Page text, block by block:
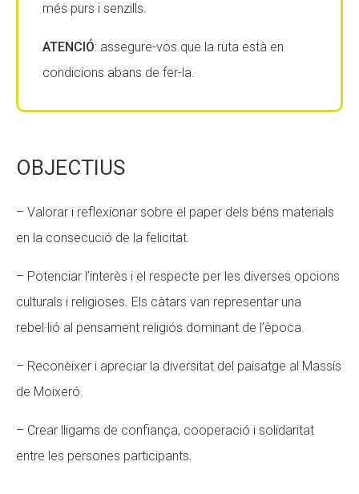
més purs i senzills.
ATENCIÓ: assegure-vos que la ruta està en
condicions abans de fer-la.
OBJECTIUS
– Valorar i reflexionar sobre el paper dels béns materials
en la consecució de la felicitat.
– Potenciar l’interès i el respecte per les diverses opcions
culturals i religioses. Els càtars van representar una
rebel·lió al pensament religiós dominant de l’època.
– Reconèixer i apreciar la diversitat del paisatge al Massís
de Moixeró.
– Crear lligams de confiança, cooperació i solidaritat
entre les persones participants.